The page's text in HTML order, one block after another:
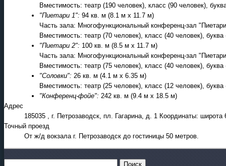
Вместимость: театр (190 человек), класс (90 человек),
"Пиетари 1": 94 кв. м (8.1 м x 11.7 м)
Часть зала: Многофункциональный конференц-зал
Вместимость: театр (70 человек), класс (40 человек),
"Пиетари 2": 100 кв. м (8.5 м x 11.7 м)
Часть зала: Многофункциональный конференц-зал
Вместимость: театр (75 человек), класс (40 человек),
"Соловки": 26 кв. м (4.1 м x 6.35 м)
Вместимость: театр (25 человек), класс (12 человек),
"Конференц-фойе": 242 кв. м (9.4 м x 18.5 м)
Адрес
185035 , г. Петрозаводск, пл. Гагарина, д. 1 Координаты: широта
Точный проезд
От ж/д вокзала г. Петрозаводск до гостиницы 50 метров.